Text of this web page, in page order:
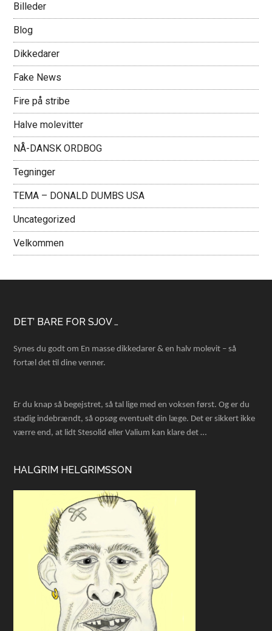
Billeder
Blog
Dikkedarer
Fake News
Fire på stribe
Halve molevitter
NÅ-DANSK ORDBOG
Tegninger
TEMA – DONALD DUMBS USA
Uncategorized
Velkommen
Footer
DET’ BARE FOR SJOV …
Synes du godt om En masse dikkedarer & en halv molevit – så
fortæl det til dine venner.
Er du knap så begejstret, så tal lige med en voksen først. Og er du
stadig indebrændt, så opsøg eventuelt din læge. Det er sikkert ikke
værre end, at lidt Stesolid eller Valium kan klare det …
HALGRIM HELGRIMSSON